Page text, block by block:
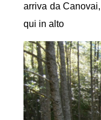
arriva da
qui in alto